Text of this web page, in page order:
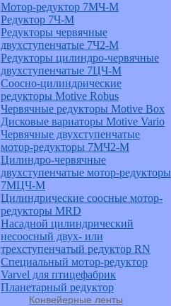
Мотор-редуктор 7МЧ-М
Редуктор 7Ч-М
Редукторы червячные
двухступенчатые 7Ч2-М
Редукторы цилиндро-червячные
двухступенчатые 7ЦЧ-М
Соосно-цилиндрические
редукторы Motive Robus
Червячные редукторы Motive Box
Дисковые вариаторы Motive Vario
Червячные двухступенчатые
мотор-редукторы 7МЧ2-М
Цилиндро-червячные
двухступенчатые мотор-редукторы
7МЦЧ-М
Цилиндрические соосные мотор-
редукторы MRD
Насадной цилиндрический
несоосный двух- или
трехступенчатый редуктор RN
Специальный мотор-редуктор
Varvel для птицефабрик
Планетарный редуктор
Конвейерные ленты